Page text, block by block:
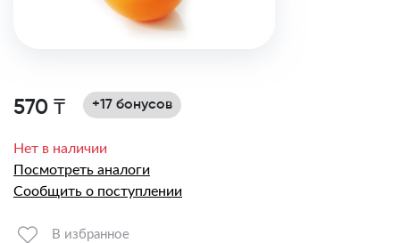
570 ₸ +17 бонусов
Нет в наличии
Посмотреть аналоги
Сообщить о поступлении
В избранное